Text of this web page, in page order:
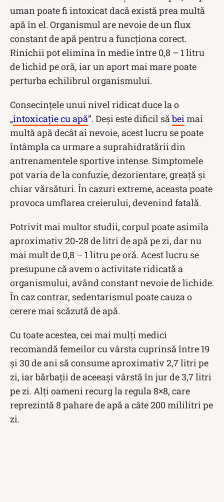
uman poate fi intoxicat dacă există prea multă
apă în el. Organismul are nevoie de un flux
constant de apă pentru a funcționa corect.
Rinichii pot elimina în medie între 0,8 – 1 litru
de lichid pe oră, iar un aport mai mare poate
perturba echilibrul organismului.
Consecințele unui nivel ridicat duce la o
„intoxicație cu apă”. Deși este dificil săbeimai
multă apă decât ai nevoie, acest lucru se poate
întâmpla ca urmare a suprahidratării din
antrenamentele sportive intense. Simptomele
pot varia de la confuzie, dezorientare, greață și
chiar vărsături. În cazuri extreme, aceasta poate
provoca umflarea creierului, devenind fatală.
Potrivit mai multor studii, corpul poate asimila
aproximativ 20-28 de litri de apă pe zi, dar nu
mai mult de 0,8 – 1 litru pe oră. Acest lucru se
presupune că avem o activitate ridicată a
organismului, având constant nevoie de lichide.
În caz contrar, sedentarismul poate cauza o
cerere mai scăzută de apă.
Cu toate acestea, cei mai mulți medici
recomandă femeilor cu vârsta cuprinsă între 19
și 30 de ani să consume aproximativ 2,7 litri pe
zi, iar bărbații de aceeași vârstă în jur de 3,7 litri
pe zi. Alți oameni recurg la regula 8×8, care
reprezintă 8 pahare de apă a câte 200 mililitri pe
zi.